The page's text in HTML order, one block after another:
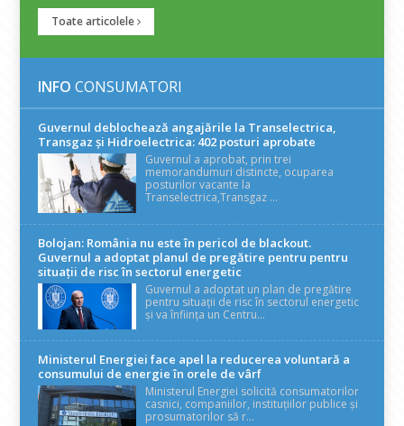
Toate articolele
INFO CONSUMATORI
Guvernul deblochează angajările la Transelectrica,
Transgaz și Hidroelectrica: 402 posturi aprobate
Guvernul a aprobat, prin trei
memorandumuri distincte, ocuparea
posturilor vacante la
Transelectrica,Transgaz ...
Bolojan: România nu este în pericol de blackout.
Guvernul a adoptat planul de pregătire pentru pentru
situații de risc în sectorul energetic
Guvernul a adoptat un plan de pregătire
pentru situații de risc în sectorul energetic
și va înființa un Centru...
Ministerul Energiei face apel la reducerea voluntară a
consumului de energie în orele de vârf
Ministerul Energiei solicită consumatorilor
casnici, companiilor, instituțiilor publice și
prosumatorilor să r...